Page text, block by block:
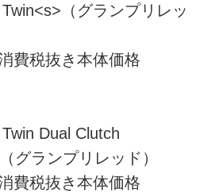
（グランプリレッ
費税抜き本体価格
Dual Clutch
グランプリレッド）
費税抜き本体価格